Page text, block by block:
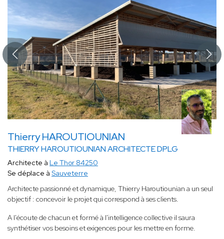
Thierry HAROUTIOUNIAN
THIERRY HAROUTIOUNIAN ARCHITECTE DPLG
Architecte à Le Thor 84250
Se déplace à Sauveterre
Architecte passionné et dynamique, Thierry Haroutiounian a un seul
objectif : concevoir le projet qui correspond à ses clients.
A l'écoute de chacun et formé à l'intelligence collective il saura
synthétiser vos besoins et exigences pour les mettre en forme.